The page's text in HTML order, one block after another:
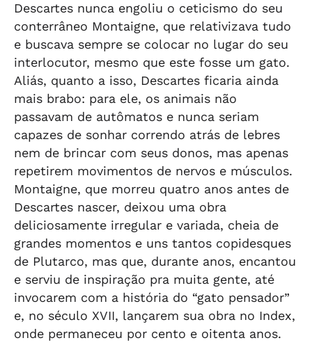
Descartes nunca engoliu o ceticismo do seu
conterrâneo Montaigne, que relativizava tudo
e buscava sempre se colocar no lugar do seu
interlocutor, mesmo que este fosse um gato.
Aliás, quanto a isso, Descartes ficaria ainda
mais brabo: para ele, os animais não
passavam de autômatos e nunca seriam
capazes de sonhar correndo atrás de lebres
nem de brincar com seus donos, mas apenas
repetirem movimentos de nervos e músculos.
Montaigne, que morreu quatro anos antes de
Descartes nascer, deixou uma obra
deliciosamente irregular e variada, cheia de
grandes momentos e uns tantos copidesques
de Plutarco, mas que, durante anos, encantou
e serviu de inspiração pra muita gente, até
invocarem com a história do “gato pensador”
e, no século XVII, lançarem sua obra no Index,
onde permaneceu por cento e oitenta anos.